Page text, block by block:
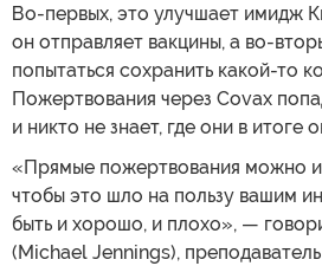
Во-первых, это улучшает имидж
он отправляет вакцины, а во-
попытаться сохранить какой-то
Пожертвования через Covax
и никто не знает, где они в итоге
«Прямые пожертвования можно
чтобы это шло на пользу вашим
быть и хорошо, и плохо», —
(Michael Jennings),